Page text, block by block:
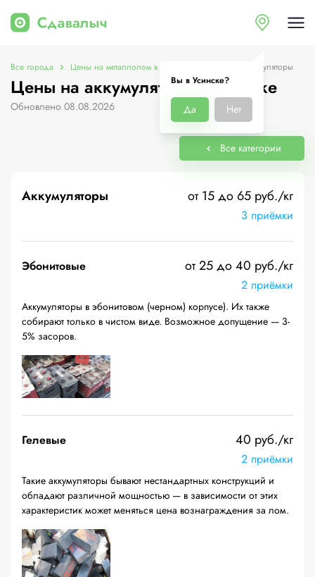
Вы в Усинске?
Да Нет
Все города Цены на металлолом в Усинске Цены на аккумуляторы
Цены на аккумуляторы в Усинске
Обновлено 08.08.2026
Все категории
Аккумуляторы от 15 до 65 руб./кг
3 приёмки
Эбонитовые от 25 до 40 руб./кг
2 приёмки
Аккумуляторы в эбонитовом (черном) корпусе). Их также
собирают только в чистом виде. Возможное допущение — 3-
5% засоров.
Гелевые 40 руб./кг
2 приёмки
Такие аккумуляторы бывают нестандартных конструкций и
обладают различной мощностью — в зависимости от этих
характеристик может меняться цена вознаграждения за лом.